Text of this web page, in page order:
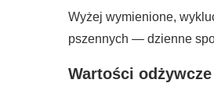
Wyżej wymienione,
pszennych — dzienne
Wartości